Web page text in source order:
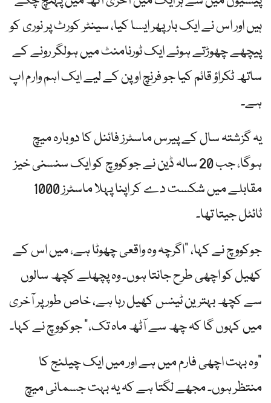
ہیں اور اس نے ایک بار پھر ایسا کیا، سینٹر کورٹ پر نوری کو
پیچھے چھوڑتے ہوئے ایک ٹورنامنٹ میں ہولگر رونے کے
ساتھ ٹکراؤ قائم کیا جو فرنچ اوپن کے لیے ایک اہم وارم اپ
ہے۔
یہ گزشتہ سال کے پیرس ماسٹرز فائنل کا دوبارہ میچ
ہوگا، جب 20 سالہ ڈین نے جوکووچ کو ایک سنسنی خیز
مقابلے میں شکست دے کر اپنا پہلا ماسٹرز 1000
ٹائٹل جیتا تھا۔
جوکووچ نے کہا، "اگرچہ وہ واقعی چھوٹا ہے، میں اس کے
کھیل کو اچھی طرح جانتا ہوں۔ وہ پچھلے کچھ سالوں
سے کچھ بہترین ٹینس کھیل رہا ہے، خاص طور پر آخری
میں کہوں گا کہ چھ سے آٹھ ماہ تک،” جوکووچ نے کہا۔
"وہ بہت اچھی فارم میں ہے اور میں ایک چیلنج کا
منتظر ہوں۔ مجھے لگتا ہے کہ یہ بہت جسمانی میچ